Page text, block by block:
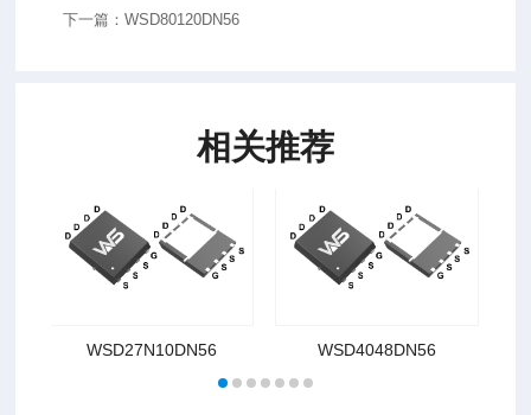
下一篇：WSD80120DN56
相关推荐
WSD27N10DN56 WSD4048DN56